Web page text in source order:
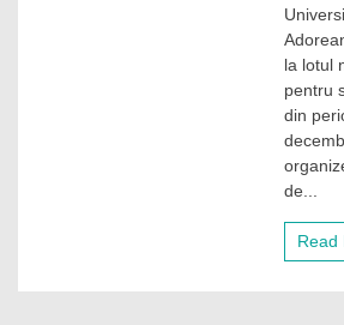
la lotul
pentru
din
de...
Read